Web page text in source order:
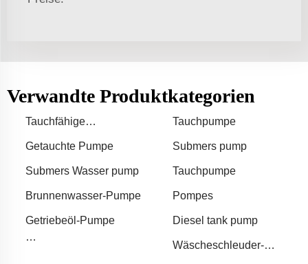
Verwandte Produktkategorien
Tauchfähige
Tauchpumpe
Getauchte Pumpe Submers pump
Submers Wasser pump Tauchpumpe
Brunnenwasser-Pumpe Pompes
Getriebeöl-Pumpe Diesel tank pump
Wäscheschleuder-